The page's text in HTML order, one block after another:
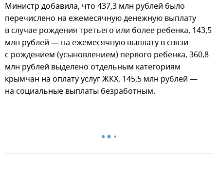
Министр добавила, что 437,3 млн рублей было
перечислено на ежемесячную денежную выплату
в случае рождения третьего или более ребенка, 143,5
млн рублей — на ежемесячную выплату в связи
с рождением (усыновлением) первого ребенка, 360,8
млн рублей выделено отдельным категориям
крымчан на оплату услуг ЖКХ, 145,5 млн рублей —
на социальные выплаты безработным.